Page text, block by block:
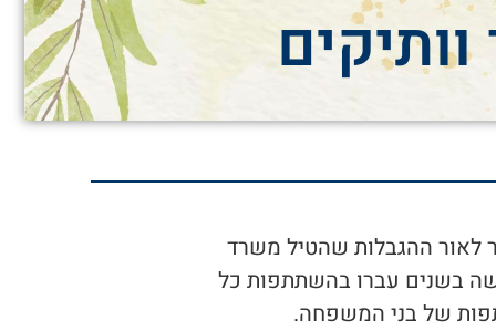
לאור ההגבלות שהטיל משרד
בשנים עברו בהשתתפות כל
של בני המשפחה.